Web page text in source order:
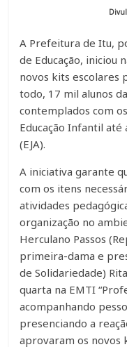
A Prefeitura de Itu,
de Educação, iniciou
novos kits escolares
todo, 17 mil alunos
contemplados com
Educação Infantil até
(EJA).
A iniciativa garante
com os itens
atividades
organização no
Herculano Passos
primeira-dama e
de Solidariedade)
quarta na EMTI
acompanhando
presenciando a
aprovaram os novos